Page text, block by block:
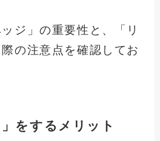
ジ」の重要性と、「リ
の注意点を確認してお
をするメリット